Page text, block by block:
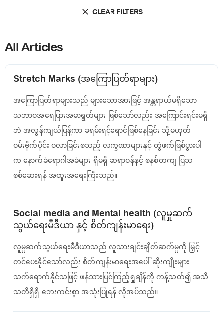
CLEAR FILTERS
All Articles
Stretch Marks (အကြောပြတ်ရာများ)
အကြောပြတ်ရာများသည် များသောအားဖြင့် အန္တရာယ်မရှိသော
သဘာဝအရေပြားအမာရွတ်များ ဖြစ်သော်လည်း အကြောင်းရင်းမရှိ
ဘဲ အလွန်ကျယ်ပြန့်ကာ ခရမ်းရင့်ရောင်ဖြစ်နေခြင်း သို့မဟုတ်
ဝမ်းဗိုက်ပိုင်း ဝလာခြင်းစသည့် လက္ခဏာများနှင့် တွဲဖက်ဖြစ်ပွားပါ
က နောက်ခံရောဂါအခံများ ရှိမရှိ ဆရာဝန်နှင့် စနစ်တကျ ပြသ
စစ်ဆေးရန် အထူးအရေးကြီးသည်။
Social media and Mental health (လူမှုဆက်
သွယ်ရေးမီဒီယာ နှင့် စိတ်ကျန်းမာရေး)
လူမှုဆက်သွယ်ရေးမီဒီယာသည် လူသားချင်းချိတ်ဆက်မှုကို မြှင့်
တင်ပေးနိုင်သော်လည်း စိတ်ကျန်းမာရေးအပေါ် ဆိုးကျိုးများ
သက်ရောက်နိုင်သဖြင့် ဖန်သားပြင်ကြည့်ရှုချိန်ကို ကန့်သတ်၍ အသိ
သတိရှိရှိ ဘေးကင်းစွာ အသုံးပြုရန် လိုအပ်သည်။